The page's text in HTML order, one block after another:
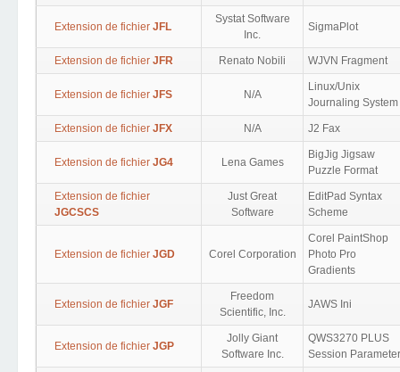
Extension de fichier JFL
Systat Software
Inc.
SigmaPlot
Extension de fichier JFR Renato Nobili WJVN Fragment
Extension de fichier JFS N/A
Linux/Unix
Journaling System
Extension de fichier JFX N/A J2 Fax
Extension de fichier JG4 Lena Games
BigJig Jigsaw
Puzzle Format
Extension de fichier
JGCSCS
Just Great
Software
EditPad Syntax
Scheme
Extension de fichier JGD Corel Corporation
Corel PaintShop
Photo Pro
Gradients
Extension de fichier JGF
Freedom
Scientific, Inc.
JAWS Ini
Extension de fichier JGP
Jolly Giant
Software Inc.
QWS3270 PLUS
Session Parameter